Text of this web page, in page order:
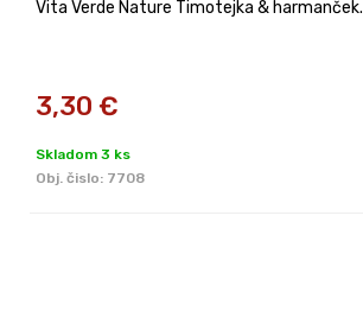
Vita Verde Nature Timotejka & harmanček.
3,30 €
Skladom 3 ks
Obj. čislo: 7708